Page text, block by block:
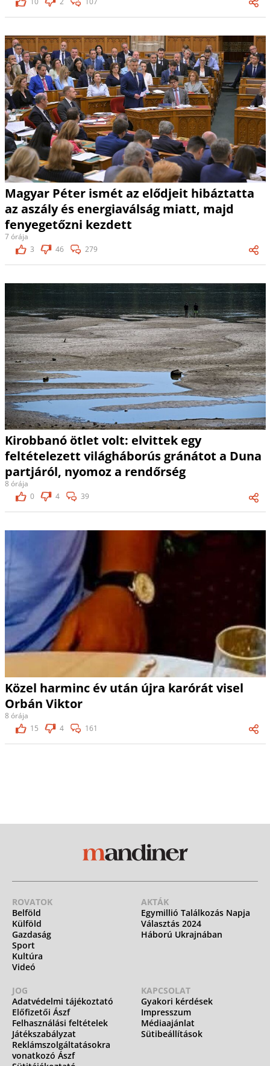
Magyar Péter ismét az elődjeit hibáztatta
az aszály és energiaválság miatt, majd
fenyegetőzni kezdett
7 órája
3
46 279
Kirobbanó ötlet volt: elvittek egy
feltételezett világháborús gránátot a Duna
partjáról, nyomoz a rendőrség
8 órája
0
4 39
Közel harminc év után újra karórát visel
Orbán Viktor
8 órája
15
4 161
ROVATOK
Belföld
Külföld
Gazdaság
Sport
Kultúra
Videó
AKTÁK
Egymillió Találkozás Napja
Választás 2024
Háború Ukrajnában
JOG
Adatvédelmi tájékoztató
Előfizetői Ászf
Felhasználási feltételek
Játékszabályzat
Reklámszolgáltatásokra
vonatkozó Ászf
KAPCSOLAT
Gyakori kérdések
Impresszum
Médiaajánlat
Sütibeállítások